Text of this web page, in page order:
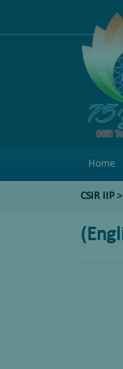
Home
CSIR IIP >